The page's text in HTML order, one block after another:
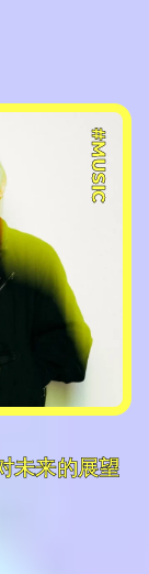
#MUSIC
未来的展望